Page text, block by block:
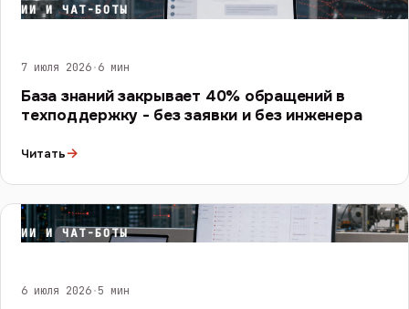
ИИ И ЧАТ-БОТЫ
7 июля 2026·6 мин
База знаний закрывает 40% обращений в
техподдержку - без заявки и без инженера
Читать→
ИИ И ЧАТ-БОТЫ
6 июля 2026·5 мин